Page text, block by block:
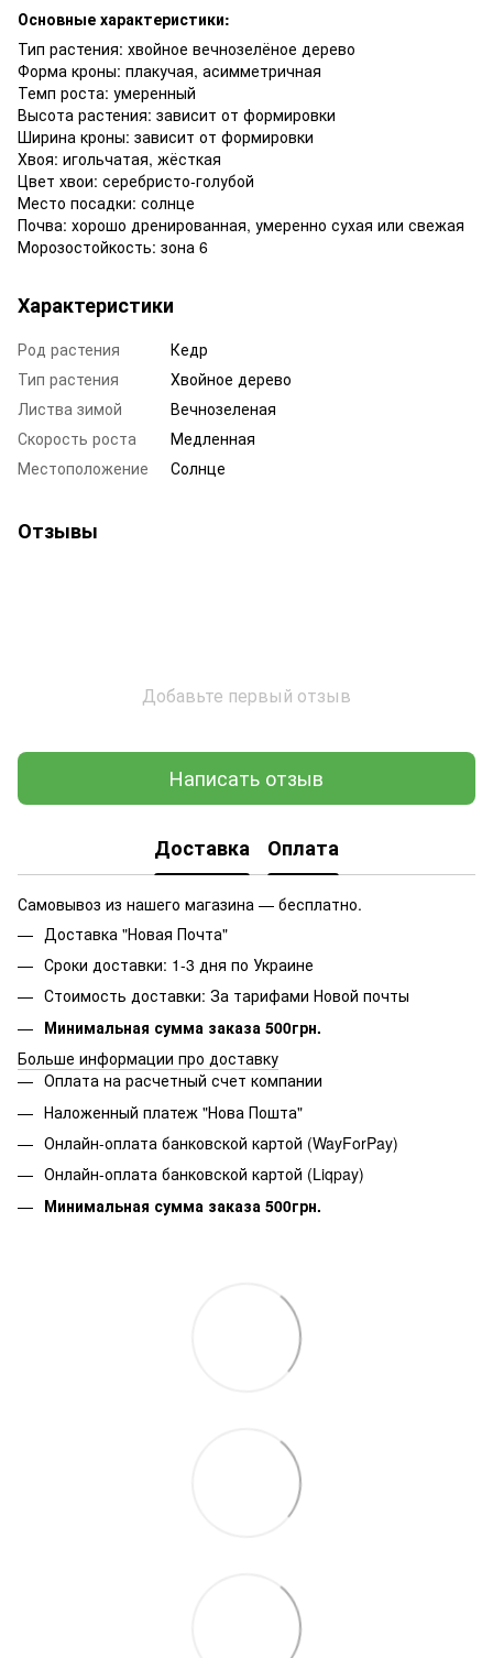
Основные характеристики:
Тип растения: хвойное вечнозелёное дерево
Форма кроны: плакучая, асимметричная
Темп роста: умеренный
Высота растения: зависит от формировки
Ширина кроны: зависит от формировки
Хвоя: игольчатая, жёсткая
Цвет хвои: серебристо-голубой
Место посадки: солнце
Почва: хорошо дренированная, умеренно сухая или свежая
Морозостойкость: зона 6
Характеристики
Род растения
Кедр
Тип растения
Хвойное дерево
Листва зимой
Вечнозеленая
Скорость роста
Медленная
Местоположение
Солнце
Отзывы
Добавьте первый отзыв
Написать отзыв
Доставка Оплата
Самовывоз из нашего магазина — бесплатно.
Доставка "Новая Почта"
Сроки доставки: 1-3 дня по Украине
Стоимость доставки: За тарифами Новой почты
Минимальная сумма заказа 500грн.
Больше информации про доставку
Оплата на расчетный счет компании
Наложенный платеж "Нова Пошта"
Онлайн-оплата банковской картой (WayForPay)
Онлайн-оплата банковской картой (Liqpay)
Минимальная сумма заказа 500грн.